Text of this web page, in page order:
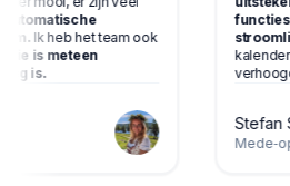
automatische
Ik heb het team ook
die is meteen
is.